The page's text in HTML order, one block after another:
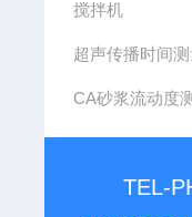
搅拌机
超声传播时间
CA砂浆流动度
TEL-